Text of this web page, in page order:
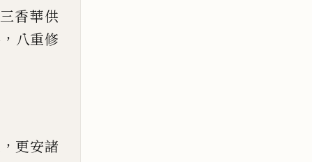
三香華供
， 八重修
， 更安諸